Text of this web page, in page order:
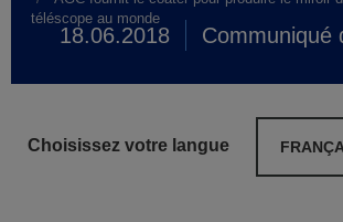
téléscope au monde
18.06.2018 Communiqué
Choisissez votre langue